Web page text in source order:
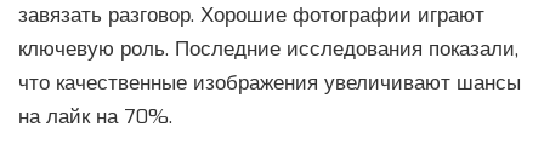
завязать разговор. Хорошие фотографии играют
ключевую роль. Последние исследования показали,
что качественные изображения увеличивают шансы
на лайк на 70%.